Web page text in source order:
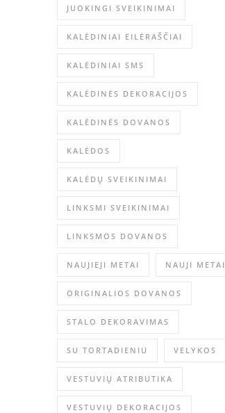
JUOKINGI SVEIKINIMAI
KALĖDINIAI EILĖRAŠČIAI
KALĖDINIAI SMS
KALĖDINĖS DEKORACIJOS
KALĖDINĖS DOVANOS
KALĖDOS
KALĖDŲ SVEIKINIMAI
LINKSMI SVEIKINIMAI
LINKSMOS DOVANOS
NAUJIEJI METAI NAUJI METAI
ORIGINALIOS DOVANOS
STALO DEKORAVIMAS
SU TORTADIENIU VELYKOS
VESTUVIŲ ATRIBUTIKA
VESTUVIŲ DEKORACIJOS